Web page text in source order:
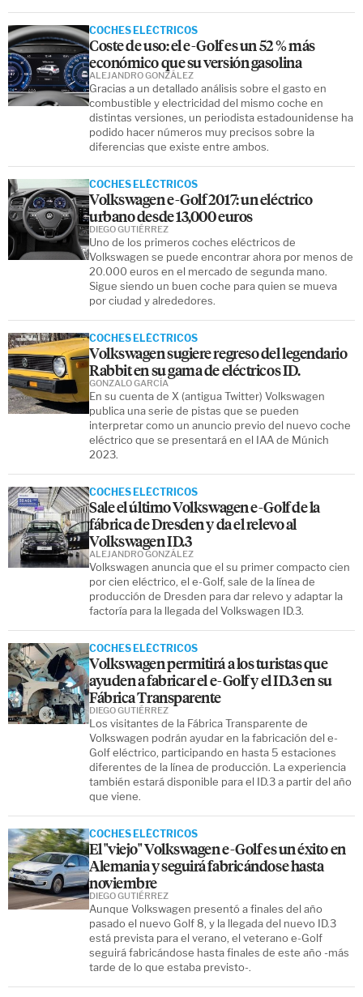
COCHES ELÉCTRICOS
Coste de uso: el e-Golf es un 52 % más
económico que su versión gasolina
Gracias a un detallado análisis sobre el gasto en
combustible y electricidad del mismo coche en
distintas versiones, un periodista estadounidense ha
podido hacer números muy precisos sobre la
diferencias que existe entre ambos.
ALEJANDRO GONZÁLEZ
COCHES ELÉCTRICOS
Volkswagen e-Golf 2017: un eléctrico
urbano desde 13,000 euros
Uno de los primeros coches eléctricos de
Volkswagen se puede encontrar ahora por menos de
20.000 euros en el mercado de segunda mano.
Sigue siendo un buen coche para quien se mueva
por ciudad y alrededores.
DIEGO GUTIÉRREZ
COCHES ELÉCTRICOS
Volkswagen sugiere regreso del legendario
Rabbit en su gama de eléctricos ID.
En su cuenta de X (antigua Twitter) Volkswagen
publica una serie de pistas que se pueden
interpretar como un anuncio previo del nuevo coche
eléctrico que se presentará en el IAA de Múnich
2023.
GONZALO GARCÍA
COCHES ELÉCTRICOS
Sale el último Volkswagen e-Golf de la
fábrica de Dresden y da el relevo al
Volkswagen ID.3
Volkswagen anuncia que el su primer compacto cien
por cien eléctrico, el e-Golf, sale de la línea de
producción de Dresden para dar relevo y adaptar la
factoría para la llegada del Volkswagen ID.3.
ALEJANDRO GONZÁLEZ
COCHES ELÉCTRICOS
Volkswagen permitirá a los turistas que
ayuden a fabricar el e-Golf y el ID.3 en su
Fábrica Transparente
Los visitantes de la Fábrica Transparente de
Volkswagen podrán ayudar en la fabricación del e-
Golf eléctrico, participando en hasta 5 estaciones
diferentes de la línea de producción. La experiencia
también estará disponible para el ID.3 a partir del año
que viene.
DIEGO GUTIÉRREZ
COCHES ELÉCTRICOS
El "viejo" Volkswagen e-Golf es un éxito en
Alemania y seguirá fabricándose hasta
noviembre
Aunque Volkswagen presentó a finales del año
pasado el nuevo Golf 8, y la llegada del nuevo ID.3
está prevista para el verano, el veterano e-Golf
seguirá fabricándose hasta finales de este año -más
tarde de lo que estaba previsto-.
DIEGO GUTIÉRREZ